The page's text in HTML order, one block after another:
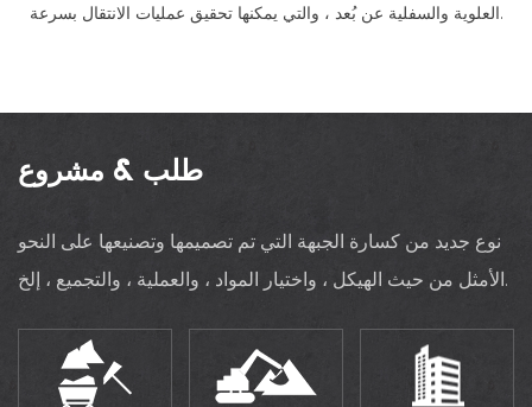
العلوية والسفلية عن بُعد ، والتي يمكنها تحقيق عمليات الانتقال بسرعة.
طلب & مشروع
نوع جديد من كسارة الجبهة التي تم تصميمها وتصنيعها على النحو
الأمثل من حيث الهيكل ، واختيار المواد ، والعملية ، والتجميع ، إلخ.